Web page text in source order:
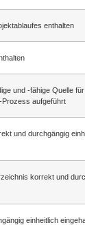
enthalten
und -fähige Quelle
Prozess aufgeführt
und durchgängig
korrekt und
einheitlich